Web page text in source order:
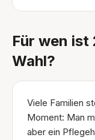
Für wen
Wahl?
Viele Familien
Moment: Man
aber ein